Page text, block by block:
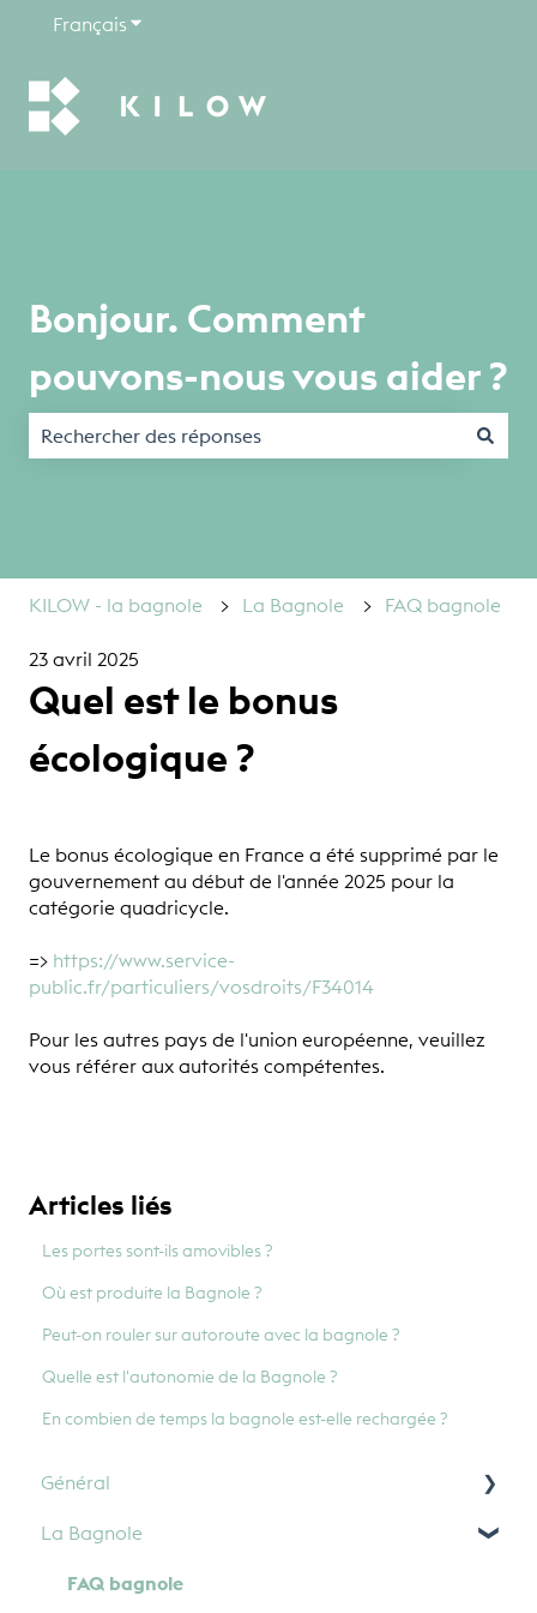
Français Afficher le sous-menu pour les traductions
Bonjour. Comment
pouvons-nous vous aider ?
KILOW - la bagnole La Bagnole FAQ bagnole
23 avril 2025
Quel est le bonus
écologique ?
Le bonus écologique en France a été supprimé par le
gouvernement au début de l'année 2025 pour la
catégorie quadricycle.
=> https://www.service-
public.fr/particuliers/vosdroits/F34014
Pour les autres pays de l'union européenne, veuillez
vous référer aux autorités compétentes.
Articles liés
Les portes sont-ils amovibles ?
Où est produite la Bagnole ?
Peut-on rouler sur autoroute avec la bagnole ?
Quelle est l'autonomie de la Bagnole ?
En combien de temps la bagnole est-elle rechargée ?
Général
Paiement
La Bagnole
FAQ bagnole